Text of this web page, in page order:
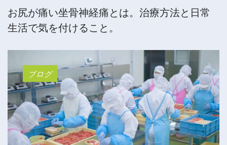
お尻が痛い坐骨神経痛とは。治療方法と日常
生活で気を付けること。
ブログ